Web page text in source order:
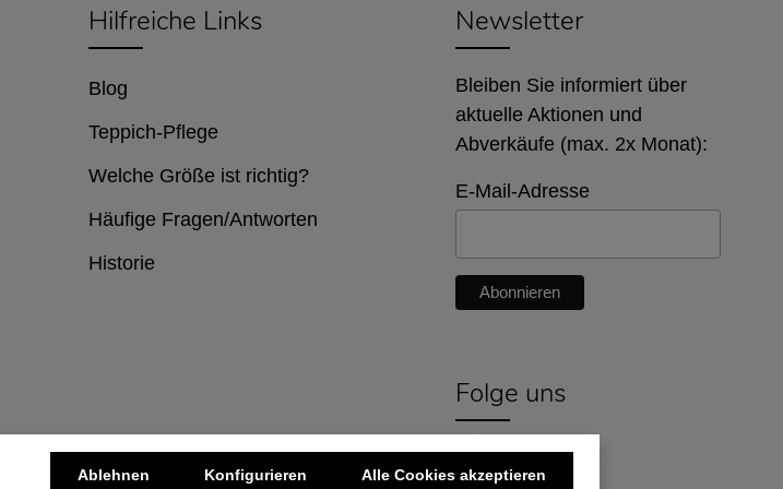
Newsletter
Bleiben Sie informiert über
aktuelle Aktionen und
Abverkäufe (max. 2x Monat):
E-Mail-Adresse
Folge uns
Hilfreiche Links
Blog
Teppich-Pflege
Welche Größe ist richtig?
Häufige Fragen/Antworten
Historie
Ablehnen Konfigurieren Alle Cookies akzeptieren